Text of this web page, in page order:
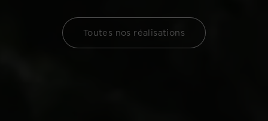
Toutes nos réalisations